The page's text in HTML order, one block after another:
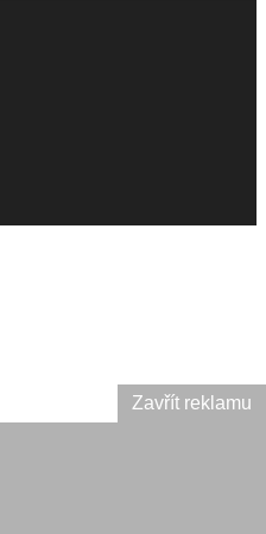
Zavřít reklamu